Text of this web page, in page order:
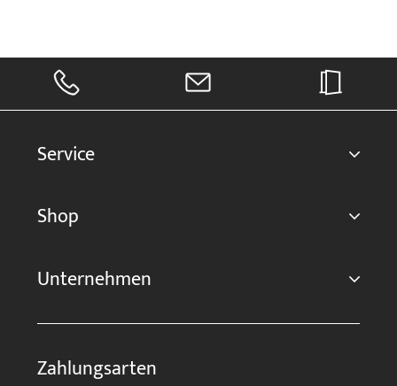
Service
Shop
Unternehmen
Zahlungsarten